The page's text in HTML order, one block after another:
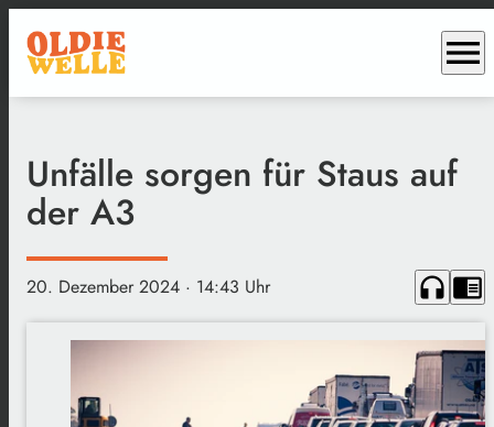
menu
Unfälle sorgen für Staus auf
der A3
20. Dezember 2024 · 14:43 Uhr headphones chrome_reader_mode